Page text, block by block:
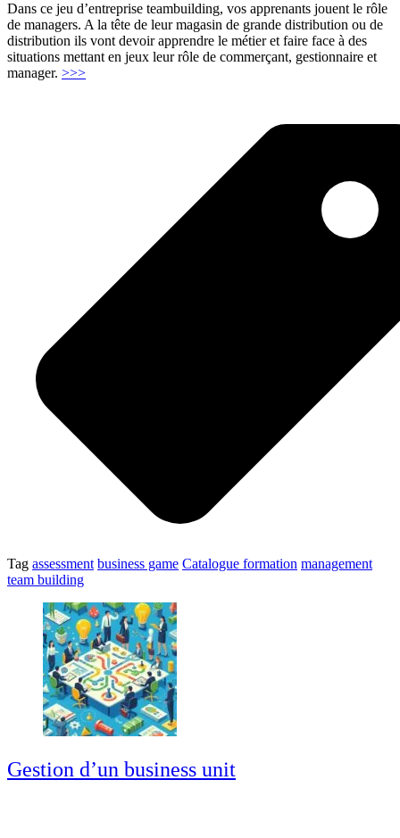
Dans ce jeu d’entreprise teambuilding, vos apprenants jouent le rôle
de managers. A la tête de leur magasin de grande distribution ou de
distribution ils vont devoir apprendre le métier et faire face à des
situations mettant en jeux leur rôle de commerçant, gestionnaire et
manager. >>>"Manager
Tag assessment business game Catalogue formation management
team building
Gestion d’un business unit